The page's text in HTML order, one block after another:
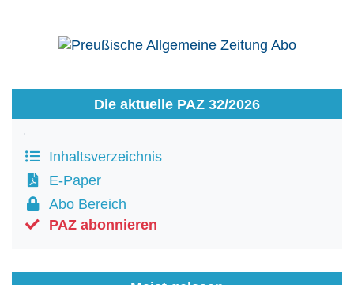
Datenschutz
Die aktuelle PAZ 32/2026
Inhaltsverzeichnis
E-Paper
Abo Bereich
PAZ abonnieren